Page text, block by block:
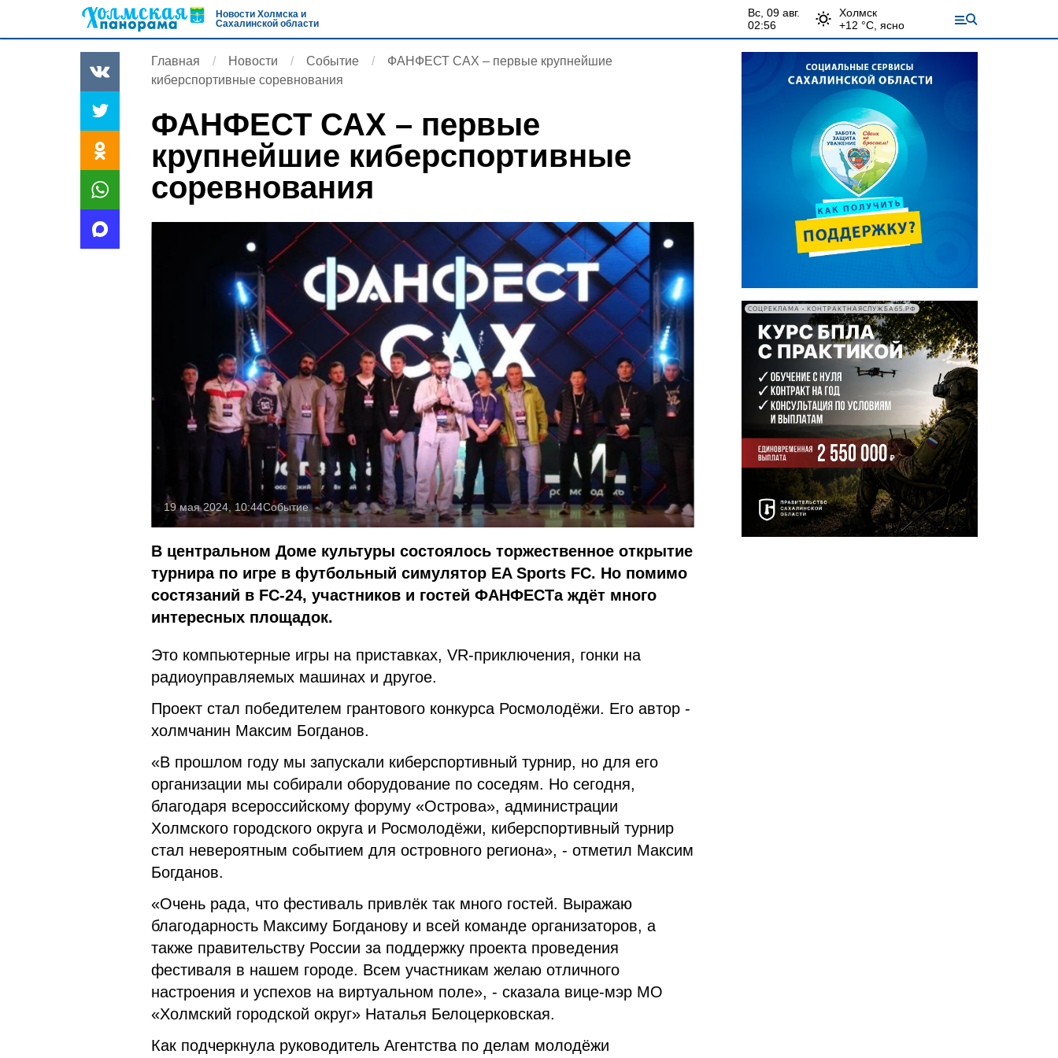
Новости Холмска и
Сахалинской области
вс, 09 авг.
02:56
Холмск
+12 °С, ясно
Главная Новости Событие
ФАНФЕСТ САХ – первые крупнейшие
киберспортивные соревнования
ФАНФЕСТ САХ – первые
крупнейшие киберспортивные
соревнования
19 мая 2024, 10:44Событие
В центральном Доме культуры состоялось торжественное открытие
турнира по игре в футбольный симулятор EA Sports FC. Но помимо
состязаний в FC-24, участников и гостей ФАНФЕСТа ждёт много
интересных площадок.
Это компьютерные игры на приставках, VR-приключения, гонки на
радиоуправляемых машинах и другое.
Проект стал победителем грантового конкурса Росмолодёжи. Его автор -
холмчанин Максим Богданов.
«В прошлом году мы запускали киберспортивный турнир, но для его
организации мы собирали оборудование по соседям. Но сегодня,
благодаря всероссийскому форуму «Острова», администрации
Холмского городского округа и Росмолодёжи, киберспортивный турнир
стал невероятным событием для островного региона», - отметил Максим
Богданов.
«Очень рада, что фестиваль привлёк так много гостей. Выражаю
благодарность Максиму Богданову и всей команде организаторов, а
также правительству России за поддержку проекта проведения
фестиваля в нашем городе. Всем участникам желаю отличного
настроения и успехов на виртуальном поле», - сказала вице-мэр МО
«Холмский городской округ» Наталья Белоцерковская.
Как подчеркнула руководитель Агентства по делам молодёжи
СОЦРЕКЛАМА • КОНТРАКТНАЯСЛУЖБА65.РФ